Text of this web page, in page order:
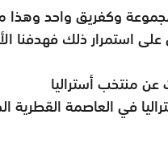
وكفريق واحد
على استمرار ذلك فهدفنا
منتخب أستراليا
في العاصمة